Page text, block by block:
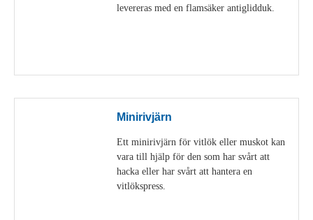
levereras med en flamsäker antiglidduk.
Minirivjärn
Ett minirivjärn för vitlök eller muskot kan
vara till hjälp för den som har svårt att
hacka eller har svårt att hantera en
vitlökspress.